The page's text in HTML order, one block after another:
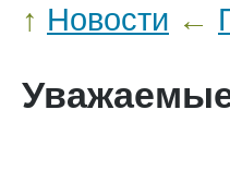
↑ Новости ←